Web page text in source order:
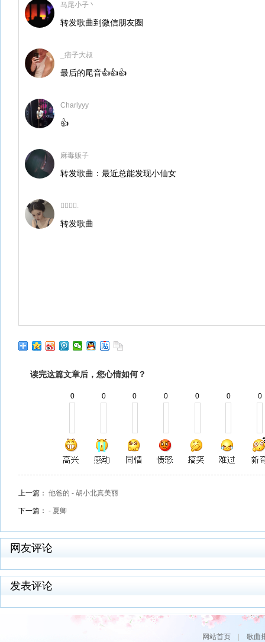
马尾小子丶
转发歌曲到微信朋友圈
_痞子大叔
最后的尾音👍👍👍
Charlyyy
👍
麻毒贩子
转发歌曲：最近总能发现小仙女
酷⃓哥⃓.
转发歌曲
读完这篇文章后，您心情如何？
0 0 0 0 0 0 0
上一篇： 他爸的 - 胡小北真美丽
下一篇： - 夏卿‎
网友评论
发表评论
网站首页| 歌曲